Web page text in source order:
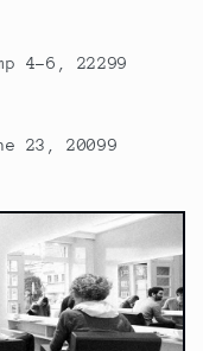
4–6, 22299
23, 20099